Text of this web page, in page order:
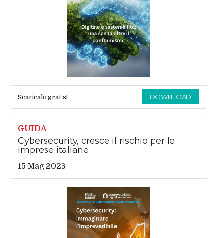
Scaricalo gratis! DOWNLOAD
GUIDA
Cybersecurity, cresce il rischio per le
imprese italiane
15 Mag 2026